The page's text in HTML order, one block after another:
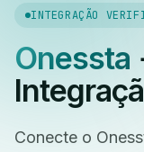
INTEGRAÇÃO
Onessta
Conecte o